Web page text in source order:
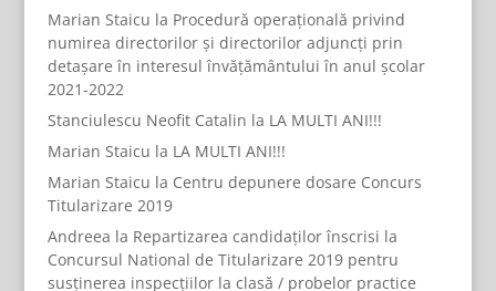
Marian Staicu la Procedură operațională privind
numirea directorilor și directorilor adjuncți prin
detașare în interesul învățământului în anul școlar
2021-2022
Stanciulescu Neofit Catalin la LA MULTI ANI!!!
Marian Staicu la LA MULTI ANI!!!
Marian Staicu la Centru depunere dosare Concurs
Titularizare 2019
Andreea la Repartizarea candidaților înscrisi la
Concursul National de Titularizare 2019 pentru
susținerea inspecțiilor la clasă / probelor practice